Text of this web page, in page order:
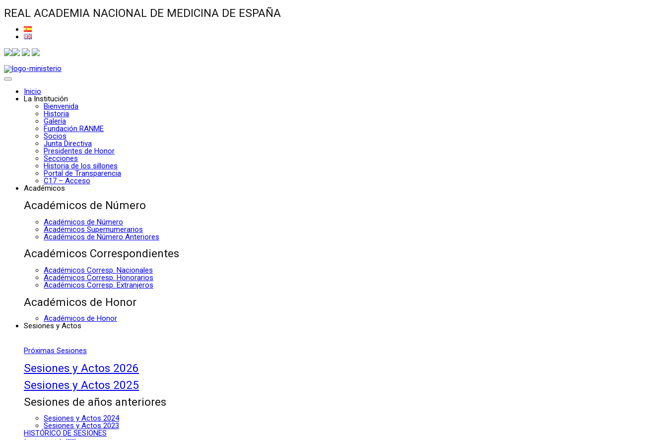
REAL ACADEMIA NACIONAL DE MEDICINA DE ESPAÑA
Inicio
La Institución
Bienvenida
Historia
Galería
Fundación RANME
Socios
Junta Directiva
Presidentes de Honor
Secciones
Historia de los sillones
Portal de Transparencia
C17 – Acceso
Académicos
Académicos de Número
Académicos de Número
Académicos Supernumerarios
Académicos de Número Anteriores
Académicos Correspondientes
Académicos Corresp. Nacionales
Académicos Corresp. Honorarios
Académicos Corresp. Extranjeros
Académicos de Honor
Académicos de Honor
Sesiones y Actos
Próximas Sesiones
Sesiones y Actos 2026
Sesiones y Actos 2025
Sesiones de años anteriores
Sesiones y Actos 2024
Sesiones y Actos 2023
HISTÓRICO DE SESIONES